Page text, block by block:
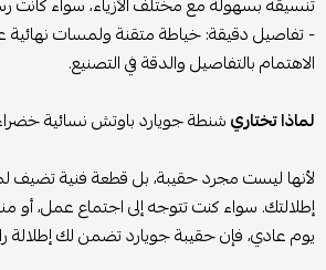
- تفاصيل دقيقة: خياطة متقنة ولمسات نهائية
الاهتمام بالتفاصيل والدقة في التصنيع.
لماذا تختاريشنطة جويارد باوتش نسائية
لأنها ليست مجرد حقيبة، بل قطعة فنية تضيف
إطلالتك. سواء كنت تتوجه إلى اجتماع عمل، أو
يوم عادي، فإن حقيبة جويارد تضمن لك إطلالة